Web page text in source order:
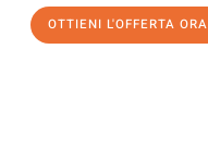
OTTIENI L'OFFERTA ORA